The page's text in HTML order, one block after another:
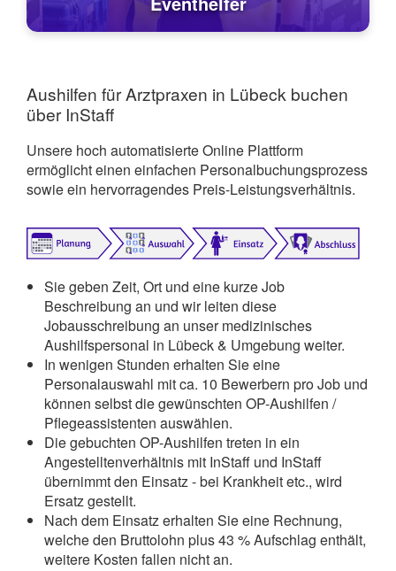
Aushilfen für Arztpraxen in Lübeck buchen
über InStaff
Unsere hoch automatisierte Online Plattform
ermöglicht einen einfachen Personalbuchungsprozess
sowie ein hervorragendes Preis-Leistungsverhältnis.
Sie geben Zeit, Ort und eine kurze Job
Beschreibung an und wir leiten diese
Jobausschreibung an unser medizinisches
Aushilfspersonal in Lübeck & Umgebung weiter.
In wenigen Stunden erhalten Sie eine
Personalauswahl mit ca. 10 Bewerbern pro Job und
können selbst die gewünschten OP-Aushilfen /
Pflegeassistenten auswählen.
Die gebuchten OP-Aushilfen treten in ein
Angestelltenverhältnis mit InStaff und InStaff
übernimmt den Einsatz - bei Krankheit etc., wird
Ersatz gestellt.
Nach dem Einsatz erhalten Sie eine Rechnung,
welche den Bruttolohn plus 43 % Aufschlag enthält,
weitere Kosten fallen nicht an.